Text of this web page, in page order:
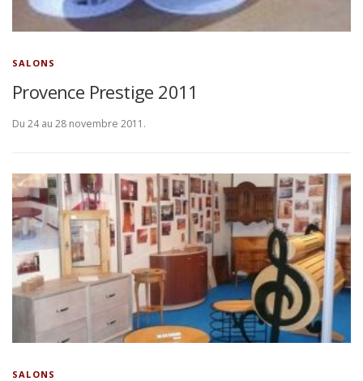
SALONS
Provence Prestige 2011
Du 24 au 28 novembre 2011.
SALONS